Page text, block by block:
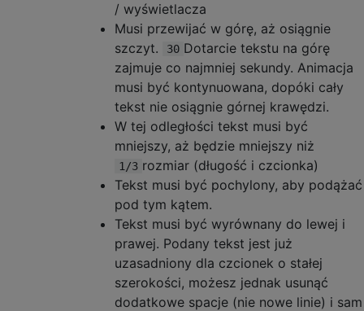
/ wyświetlacza
Musi przewijać w górę, aż osiągnie
szczyt.
30 Dotarcie tekstu na górę
zajmuje co najmniej sekundy. Animacja
musi być kontynuowana, dopóki cały
tekst nie osiągnie górnej krawędzi.
W tej odległości tekst musi być
mniejszy, aż będzie mniejszy niż
1/3 rozmiar (długość i czcionka)
Tekst musi być pochylony, aby podążać
pod tym kątem.
Tekst musi być wyrównany do lewej i
prawej. Podany tekst jest już
uzasadniony dla czcionek o stałej
szerokości, możesz jednak usunąć
dodatkowe spacje (nie nowe linie) i sam